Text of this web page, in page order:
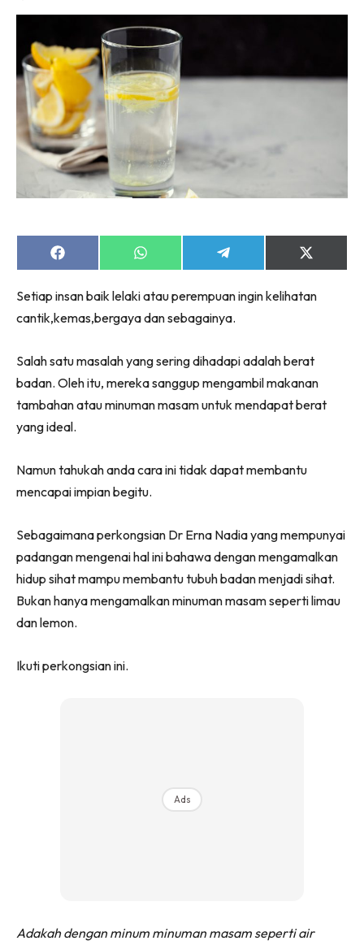
Share
on
Share
on
Share
on
Share
on
(Twitter)
Setiap insan baik lelaki atau perempuan ingin kelihatan
cantik,kemas,bergaya dan sebagainya.
Salah satu masalah yang sering dihadapi adalah berat
badan. Oleh itu, mereka sanggup mengambil makanan
tambahan atau minuman masam untuk mendapat berat
yang ideal.
Namun tahukah anda cara ini tidak dapat membantu
mencapai impian begitu.
Sebagaimana perkongsian Dr Erna Nadia yang mempunyai
padangan mengenai hal ini bahawa dengan mengamalkan
hidup sihat mampu membantu tubuh badan menjadi sihat.
Bukan hanya mengamalkan minuman masam seperti limau
dan lemon.
Ikuti perkongsian ini.
Ads
Adakah dengan minum minuman masam seperti air